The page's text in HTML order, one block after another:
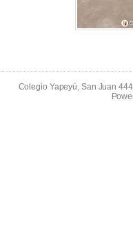
Colegio Yapeyú, San Juan